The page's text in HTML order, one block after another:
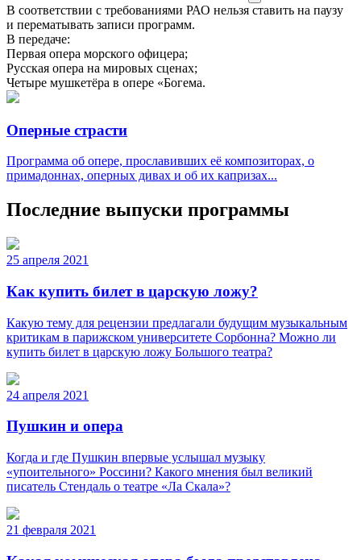
В соответствии с требованиями РАО нельзя ставить на паузу
и перематывать записи программ.
В передаче:
Первая опера морского офицера;
Русская опера на мировых сценах;
Четыре мушкетёра в опере «Богема.
Оперные страсти
Программа об опере, прославивших её композиторах, о
примадоннах, оперных дивах и об их капризах...
Последние выпуски программы
25 апреля 2021
Как купить билет в царскую ложу?
Какую тему для рецензии предлагали будущим музыкальным
критикам в парижском университете Сорбонна? Можно ли
купить билет в царскую ложу Большого театра?
24 апреля 2021
Пушкин и опера
Когда и где Пушкин впервые услышал музыку
«упоительного» Россини? Какого мнения был великий
писатель Стендаль о театре «Ла Скала»?
21 февраля 2021